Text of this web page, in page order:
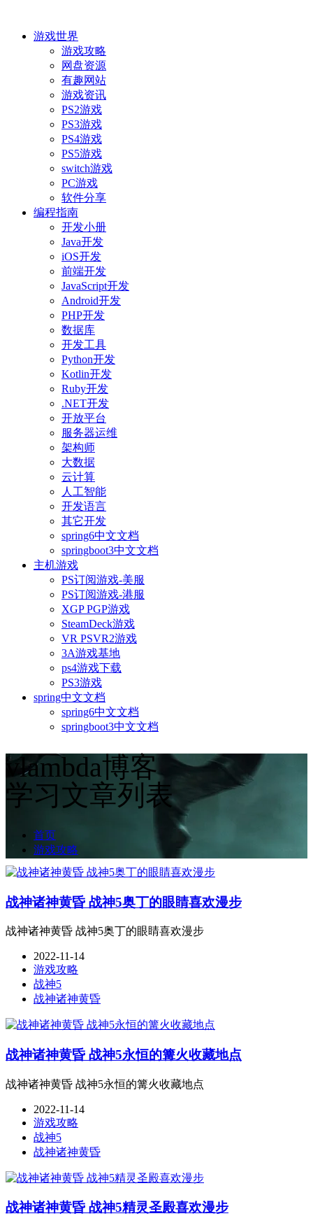
游戏世界
游戏攻略
网盘资源
有趣网站
游戏资讯
PS2游戏
PS3游戏
PS4游戏
PS5游戏
switch游戏
PC游戏
软件分享
编程指南
开发小册
Java开发
iOS开发
前端开发
JavaScript开发
Android开发
PHP开发
数据库
开发工具
Python开发
Kotlin开发
Ruby开发
.NET开发
开放平台
服务器运维
架构师
大数据
云计算
人工智能
开发语言
其它开发
spring6中文文档
springboot3中文文档
主机游戏
PS订阅游戏-美服
PS订阅游戏-港服
XGP PGP游戏
SteamDeck游戏
VR PSVR2游戏
3A游戏基地
ps4游戏下载
PS3游戏
spring中文文档
spring6中文文档
springboot3中文文档
vlambda博客
学习文章列表
首页
游戏攻略
战神诸神黄昏 战神5奥丁的眼睛喜欢漫步
战神诸神黄昏 战神5奥丁的眼睛喜欢漫步
2022-11-14
游戏攻略
战神5
战神诸神黄昏
战神诸神黄昏 战神5永恒的篝火收藏地点
战神诸神黄昏 战神5永恒的篝火收藏地点
2022-11-14
游戏攻略
战神5
战神诸神黄昏
战神诸神黄昏 战神5精灵圣殿喜欢漫步